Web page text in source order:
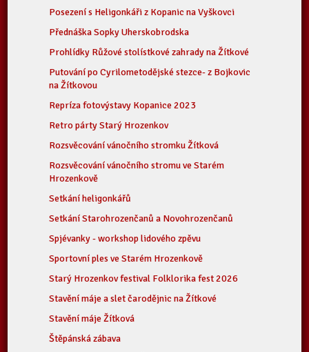
Posezení s Heligonkáři z Kopanic na Vyškovci
Přednáška Sopky Uherskobrodska
Prohlídky Růžové stolístkové zahrady na Žítkové
Putování po Cyrilometodějské stezce- z Bojkovic
na Žítkovou
Repríza fotovýstavy Kopanice 2023
Retro párty Starý Hrozenkov
Rozsvěcování vánočního stromku Žítková
Rozsvěcování vánočního stromu ve Starém
Hrozenkově
Setkání heligonkářů
Setkání Starohrozenčanů a Novohrozenčanů
Spjévanky - workshop lidového zpěvu
Sportovní ples ve Starém Hrozenkově
Starý Hrozenkov festival Folklorika fest 2026
Stavění máje a slet čarodějnic na Žítkové
Stavění máje Žítková
Štěpánská zábava